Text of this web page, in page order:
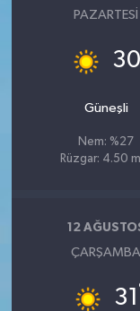
PAZARTESI
30
Güneşli
Nem: %27
Rüzgar: 4.50
12
ÇARŞAMBA
31